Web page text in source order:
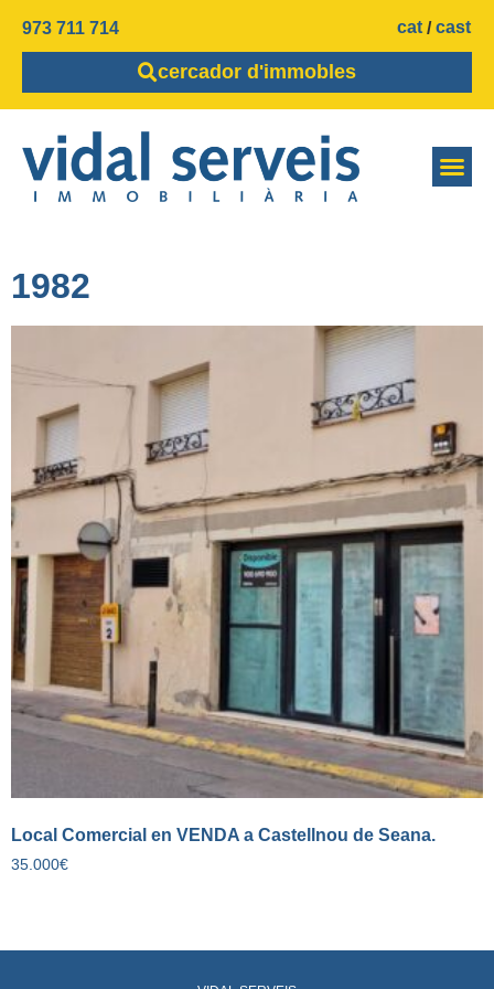
973 711 714 cat cast
cercador d'immobles
1982
Local Comercial en VENDA a Castellnou de Seana.
35.000€